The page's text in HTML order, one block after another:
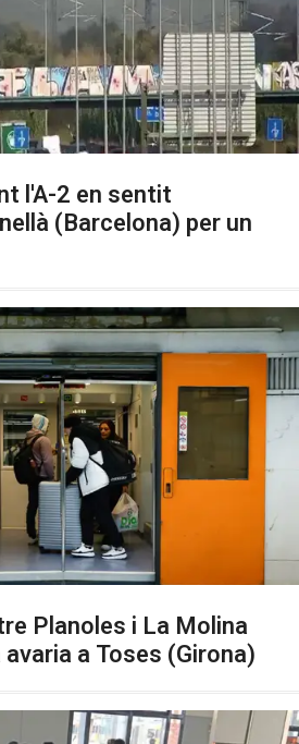
l'A-2 en sentit
(Barcelona) per un
Planoles i La Molina
a Toses (Girona)